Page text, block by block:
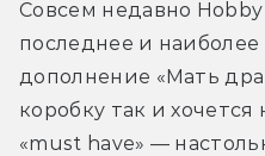
Совсем недавно
последнее и
дополнение «Мать
коробку так и
«must have» —